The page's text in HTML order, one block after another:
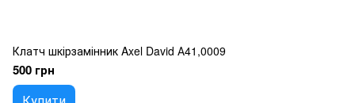
Клатч шкірзамінник Axel David А41,0009
500 грн